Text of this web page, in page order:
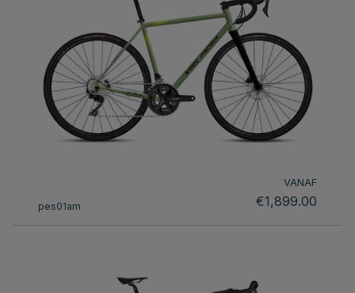
pes01am
VANAF
€1,899.00